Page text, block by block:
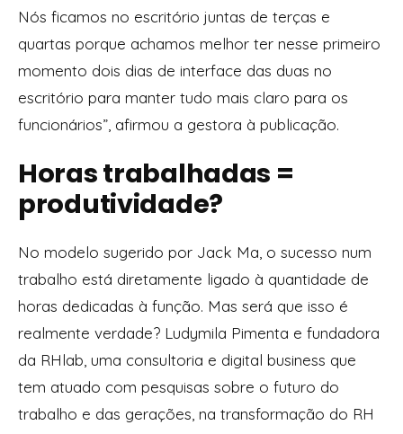
Nós ficamos no escritório juntas de terças e
quartas porque achamos melhor ter nesse primeiro
momento dois dias de interface das duas no
escritório para manter tudo mais claro para os
funcionários”, afirmou a gestora à publicação.
Horas trabalhadas =
produtividade?
No modelo sugerido por Jack Ma, o sucesso num
trabalho está diretamente ligado à quantidade de
horas dedicadas à função. Mas será que isso é
realmente verdade? Ludymila Pimenta e fundadora
da RHlab, uma consultoria e digital business que
tem atuado com pesquisas sobre o futuro do
trabalho e das gerações, na transformação do RH